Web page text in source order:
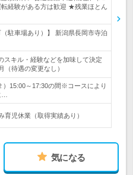
経験がある方は歓迎 ★残業ほとん
駐車場あり）】 新潟県長岡市寺泊
キル・経験などを加味して決定
待遇の変更なし）
）15:00～17:30の間※コースにより
育児休業（取得実績あり）
気になる